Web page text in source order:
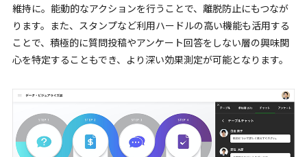
維持に。能動的なアクションを行うことで、離脱防止にもつなが
ります。また、スタンプなど利用ハードルの高い機能も活用する
ことで、積極的に質問投稿やアンケート回答をしない層の興味関
心を特定することもでき、より深い効果測定が可能となります。